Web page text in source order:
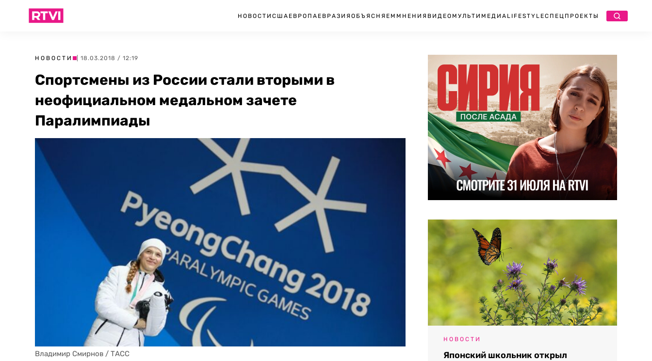
НОВОСТИ США ЕВРОПА ЕВРАЗИЯ ОБЪЯСНЯЕМ МНЕНИЯ ВИДЕО МУЛЬТИМЕДИА LIFESTYLEСПЕЦПРОЕКТЫ
НОВОСТИ | 18.03.2018 / 12:19
Спортсмены из России стали вторыми в
неофициальном медальном зачете
Паралимпиады
Владимир Смирнов / ТАСС
НОВОСТИ
Японский школьник открыл